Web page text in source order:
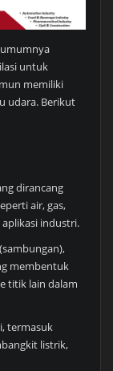
umumnya
untuk
memiliki
udara. Berikut
dirancang
air, gas,
industri.
membentuk
titik lain dalam
termasuk
listrik,